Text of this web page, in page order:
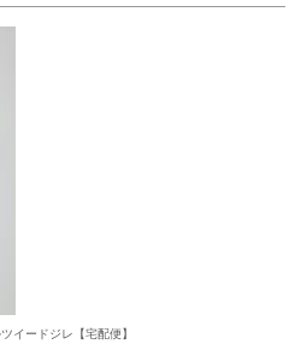
イードジレ【宅配便】